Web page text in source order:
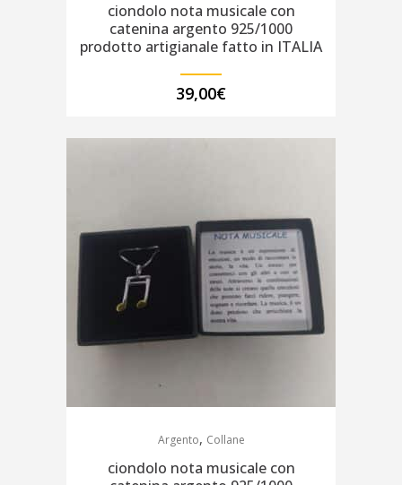
ciondolo nota musicale con
catenina argento 925/1000
prodotto artigianale fatto in ITALIA
39,00€
Argento, Collane
ciondolo nota musicale con